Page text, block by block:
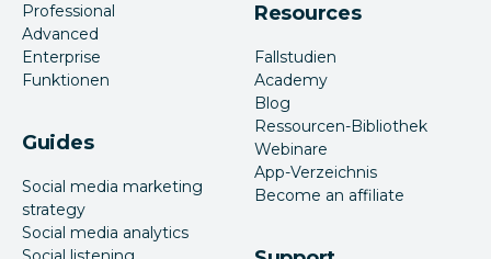
Professional
Advanced
Enterprise
Funktionen
Guides
Social media marketing
strategy
Social media analytics
Resources
Fallstudien
Academy
Blog
Ressourcen-Bibliothek
Webinare
App-Verzeichnis
Become an affiliate